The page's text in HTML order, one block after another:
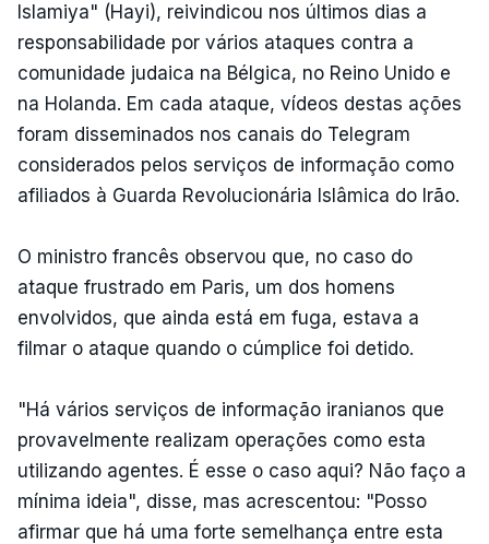
Islamiya" (Hayi), reivindicou nos últimos dias a
responsabilidade por vários ataques contra a
comunidade judaica na Bélgica, no Reino Unido e
na Holanda. Em cada ataque, vídeos destas ações
foram disseminados nos canais do Telegram
considerados pelos serviços de informação como
afiliados à Guarda Revolucionária Islâmica do Irão.
O ministro francês observou que, no caso do
ataque frustrado em Paris, um dos homens
envolvidos, que ainda está em fuga, estava a
filmar o ataque quando o cúmplice foi detido.
"Há vários serviços de informação iranianos que
provavelmente realizam operações como esta
utilizando agentes. É esse o caso aqui? Não faço a
mínima ideia", disse, mas acrescentou: "Posso
afirmar que há uma forte semelhança entre esta